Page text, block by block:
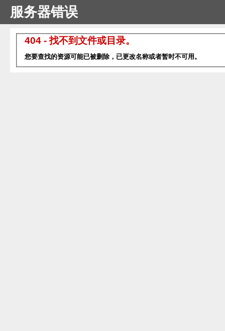
服务器错误
404 - 找不到文件或目录。
您要查找的资源可能已被删除，已更改名称或者暂时不可用。